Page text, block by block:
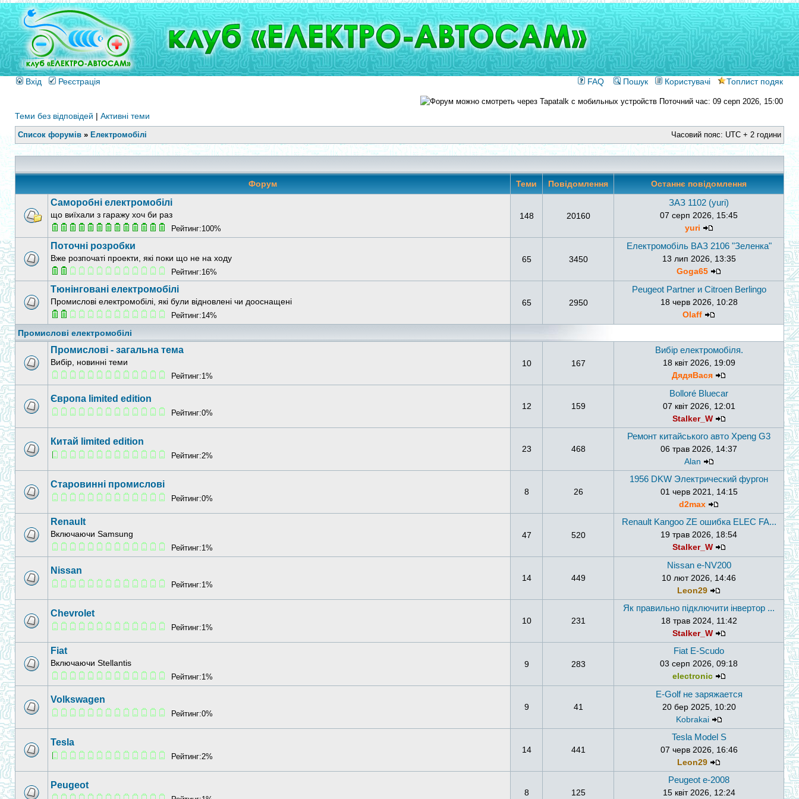
Вхід Реєстрація FAQ Пошук Користувачі Топлист подяк
Поточний час: 09 серп 2026, 15:00
Теми без відповідей | Активні теми
Список форумів » Електромобілі Часовий пояс: UTC + 2 години
Форум Теми Повідомлення Останнє повідомлення
Саморобні електромобілі
що виїхали з гаражу хоч би раз
Рейтинг:100%
148 20160
ЗАЗ 1102 (yuri)
07 серп 2026, 15:45
yuri
Поточні розробки
Вже розпочаті проекти, які поки що не на ходу
Рейтинг:16%
65 3450
Електромобіль ВАЗ 2106 "Зеленка"
13 лип 2026, 13:35
Goga65
Тюнінговані електромобілі
Промислові електромобілі, які були відновлені чи дооснащені
Рейтинг:14%
65 2950
Peugeot Partner и Citroen Berlingo
18 черв 2026, 10:28
Olaff
Промислові електромобілі
Промислові - загальна тема
Вибір, новинні теми
Рейтинг:1%
10 167
Вибір електромобіля.
18 квіт 2026, 19:09
ДядяВася
Європа limited edition
Рейтинг:0%
12 159
Bolloré Bluecar
07 квіт 2026, 12:01
Stalker_W
Китай limited edition
Рейтинг:2%
23 468
Ремонт китайського авто Xpeng G3
06 трав 2026, 14:37
Alan
Старовинні промислові
Рейтинг:0%
8 26
1956 DKW Электрический фургон
01 черв 2021, 14:15
d2max
Renault
Включаючи Samsung
Рейтинг:1%
47 520
Renault Kangoo ZE ошибка ELEC FA...
19 трав 2026, 18:54
Stalker_W
Nissan
Рейтинг:1%
14 449
Nissan e-NV200
10 лют 2026, 14:46
Leon29
Chevrolet
Рейтинг:1%
10 231
Як правильно підключити інвертор ...
18 трав 2024, 11:42
Stalker_W
Fiat
Включаючи Stellantis
Рейтинг:1%
9 283
Fiat E-Scudo
03 серп 2026, 09:18
electronic
Volkswagen
Рейтинг:0%
9 41
E-Golf не заряжается
20 бер 2025, 10:20
Kobrakai
Tesla
Рейтинг:2%
14 441
Tesla Model S
07 черв 2026, 16:46
Leon29
Peugeot
8 125
Peugeot e-2008
15 квіт 2026, 12:24